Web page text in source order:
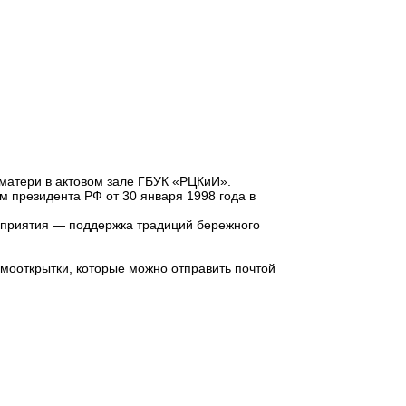
в актовом зале ГБУК «РЦКиИ».
президента РФ от 30 января 1998 года в
— поддержка традиций бережного
которые можно отправить почтой